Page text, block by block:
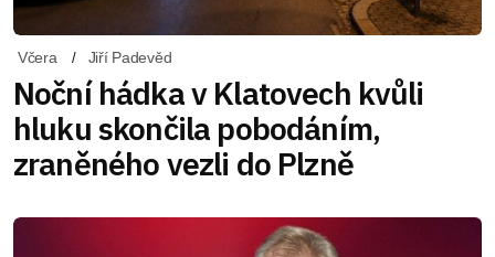
Včera Jiří Padevěd
Noční hádka v Klatovech kvůli
hluku skončila pobodáním,
zraněného vezli do Plzně